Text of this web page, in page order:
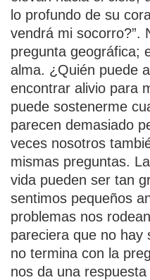
lo profundo de su
vendrá mi socorro?”.
pregunta geográfica;
alma. ¿Quién puede
encontrar alivio para
puede sostenerme
parecen demasiado
veces nosotros
mismas preguntas.
vida pueden ser tan
sentimos pequeños
problemas nos
pareciera que no hay
no termina con la
nos da una